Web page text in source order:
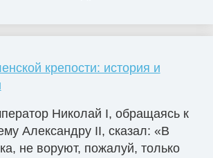
крепости: история и
Николай I, обращаясь к
Александру II, сказал: «В
не воруют, пожалуй, только